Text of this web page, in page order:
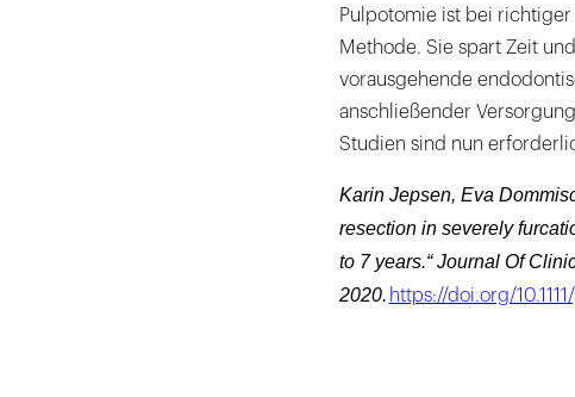
Pulpotomie ist bei
Methode. Sie spart Zeit
vorausgehende
anschließender
Studien sind nun
Karin Jepsen, Eva
resection in severely
to 7 years.“ Journal Of
2020. https://doi.org/